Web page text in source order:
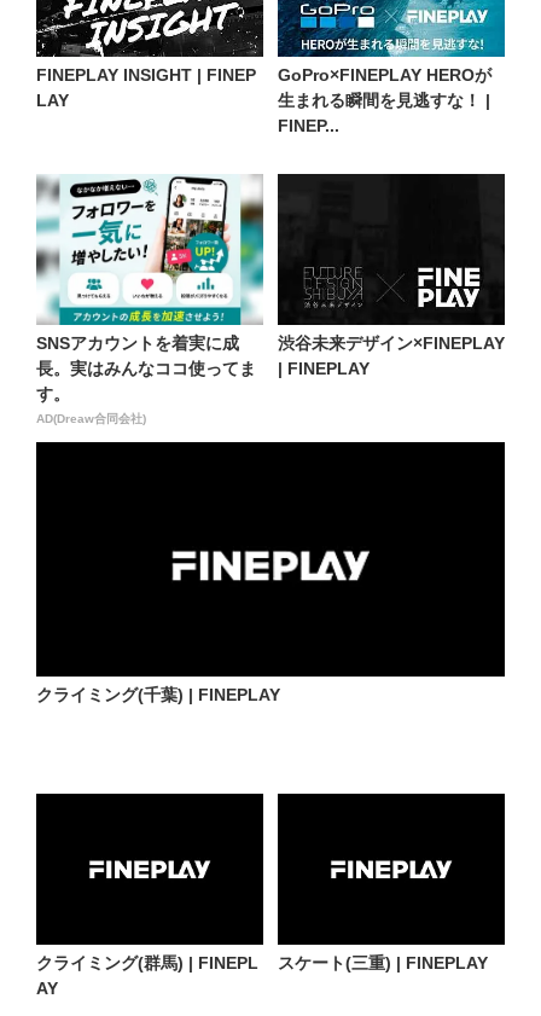
FINEPLAY INSIGHT | FINEP
LAY
GoPro×FINEPLAY HEROが
生まれる瞬間を見逃すな！ |
FINEP...
SNSアカウントを着実に成
長。実はみんなココ使ってま
す。
AD(Dreaw合同会社)
渋谷未来デザイン×FINEPLAY
| FINEPLAY
クライミング(千葉) | FINEPLAY
クライミング(群馬) | FINEPL
AY
スケート(三重) | FINEPLAY